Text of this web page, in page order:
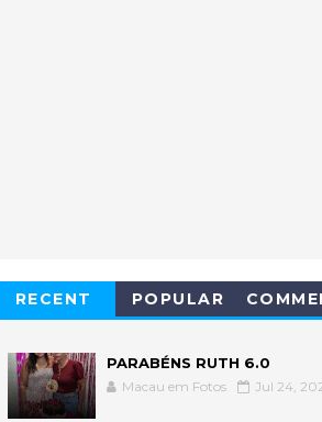
RECENT POPULAR
PARABÉNS RUTH 6.0
Macau em Fotos Jul 24,